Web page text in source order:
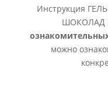
Инструкция
ШОКОЛАД
можно